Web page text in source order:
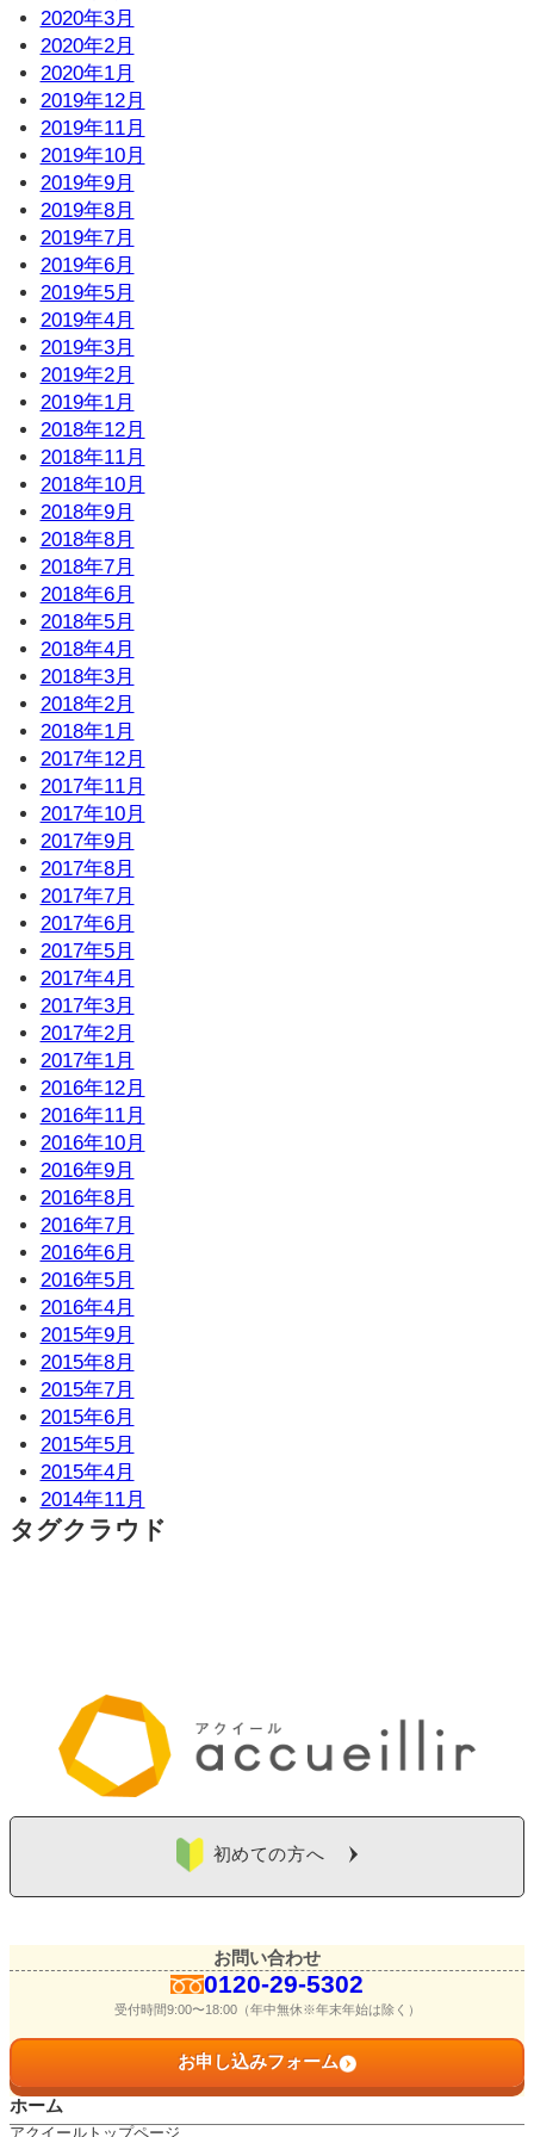
2020年3月
2020年2月
2020年1月
2019年12月
2019年11月
2019年10月
2019年9月
2019年8月
2019年7月
2019年6月
2019年5月
2019年4月
2019年3月
2019年2月
2019年1月
2018年12月
2018年11月
2018年10月
2018年9月
2018年8月
2018年7月
2018年6月
2018年5月
2018年4月
2018年3月
2018年2月
2018年1月
2017年12月
2017年11月
2017年10月
2017年9月
2017年8月
2017年7月
2017年6月
2017年5月
2017年4月
2017年3月
2017年2月
2017年1月
2016年12月
2016年11月
2016年10月
2016年9月
2016年8月
2016年7月
2016年6月
2016年5月
2016年4月
2015年9月
2015年8月
2015年7月
2015年6月
2015年5月
2015年4月
2014年11月
タグクラウド
初めての方へ
お問い合わせ
0120-29-5302
受付時間9:00〜18:00（年中無休※年末年始は除く）
お申し込みフォーム
ホーム
アクイールトップページ